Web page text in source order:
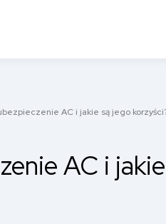
AC i jakie są jego
AC i